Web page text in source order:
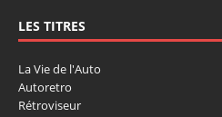
LES TITRES
La Vie de l'Auto
Autoretro
Rétroviseur